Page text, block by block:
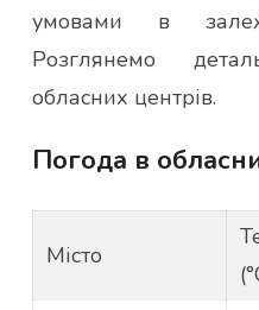
умовами в
Розглянемо
обласних центрів.
Погода в
Місто